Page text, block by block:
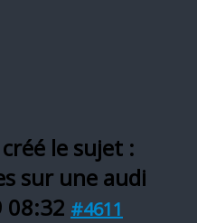
le sujet :
sur une audi
08:32 #4611